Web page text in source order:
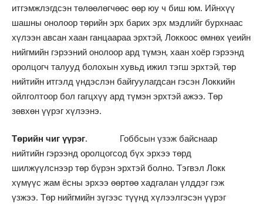
итгэмжлэгдсэн төлөөлөгчөөс өөр юу ч биш юм. Ийнхүү
шашны онолоор төрийн эрх барих эрх мэдлийг бурхнаас
хүлээн авсан хаан ганцаараа эрхтэй, Локкоос өмнөх үеийн
нийгмийн гэрээний онолоор ард түмэн, хаан хоёр гэрээнд
оролцогч талууд болохын хувьд ижил тэгш эрхтэй, төр
нийтийн итгэлд үндэслэн байгуулагдсан гэсэн Локкийн
ойлголтоор бол гагцхүү ард түмэн эрхтэй ажээ. Төр
зөвхөн үүрэг хүлээнэ.
Төрийн чиг үүрэг. Гоббсын үзэж байснаар
нийтийн гэрээнд оролцогсод бүх эрхээ төрд
шилжүүлснээр төр бүрэн эрхтэй болно. Тэгвэл Локк
хүмүүс жам ёсны эрхээ өөртөө хадгалан үлддэг гэж
үзжээ. Төр нийгмийн зүгээс түүнд хүлээлгэсэн үүрэг